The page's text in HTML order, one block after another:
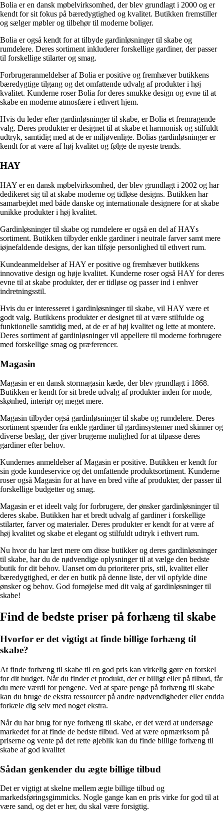
Bolia er en dansk møbelvirksomhed, der blev grundlagt i 2000 og er
kendt for sit fokus på bæredygtighed og kvalitet. Butikken fremstiller
og sælger møbler og tilbehør til moderne boliger.
Bolia er også kendt for at tilbyde gardinløsninger til skabe og
rumdelere. Deres sortiment inkluderer forskellige gardiner, der passer
til forskellige stilarter og smag.
Forbrugeranmeldelser af Bolia er positive og fremhæver butikkens
bæredygtige tilgang og det omfattende udvalg af produkter i høj
kvalitet. Kunderne roser Bolia for deres smukke design og evne til at
skabe en moderne atmosfære i ethvert hjem.
Hvis du leder efter gardinløsninger til skabe, er Bolia et fremragende
valg. Deres produkter er designet til at skabe et harmonisk og stilfuldt
udtryk, samtidig med at de er miljøvenlige. Bolias gardinløsninger er
kendt for at være af høj kvalitet og følge de nyeste trends.
HAY
HAY er en dansk møbelvirksomhed, der blev grundlagt i 2002 og har
dedikeret sig til at skabe moderne og tidløse designs. Butikken har
samarbejdet med både danske og internationale designere for at skabe
unikke produkter i høj kvalitet.
Gardinløsninger til skabe og rumdelere er også en del af HAYs
sortiment. Butikken tilbyder enkle gardiner i neutrale farver samt mere
iøjnefaldende designs, der kan tilføje personlighed til ethvert rum.
Kundeanmeldelser af HAY er positive og fremhæver butikkens
innovative design og høje kvalitet. Kunderne roser også HAY for deres
evne til at skabe produkter, der er tidløse og passer ind i enhver
indretningsstil.
Hvis du er interesseret i gardinløsninger til skabe, vil HAY være et
godt valg. Butikkens produkter er designet til at være stilfulde og
funktionelle samtidig med, at de er af høj kvalitet og lette at montere.
Deres sortiment af gardinløsninger vil appellere til moderne forbrugere
med forskellige smag og præferencer.
Magasin
Magasin er en dansk stormagasin kæde, der blev grundlagt i 1868.
Butikken er kendt for sit brede udvalg af produkter inden for mode,
skønhed, interiør og meget mere.
Magasin tilbyder også gardinløsninger til skabe og rumdelere. Deres
sortiment spænder fra enkle gardiner til gardinsystemer med skinner og
diverse beslag, der giver brugerne mulighed for at tilpasse deres
gardiner efter behov.
Kundernes anmeldelser af Magasin er positive. Butikken er kendt for
sin gode kundeservice og det omfattende produktsortiment. Kunderne
roser også Magasin for at have en bred vifte af produkter, der passer til
forskellige budgetter og smag.
Magasin er et ideelt valg for forbrugere, der ønsker gardinløsninger til
deres skabe. Butikken har et bredt udvalg af gardiner i forskellige
stilarter, farver og materialer. Deres produkter er kendt for at være af
høj kvalitet og skabe et elegant og stilfuldt udtryk i ethvert rum.
Nu hvor du har lært mere om disse butikker og deres gardinløsninger
til skabe, har du de nødvendige oplysninger til at vælge den bedste
butik for dit behov. Uanset om du prioriterer pris, stil, kvalitet eller
bæredygtighed, er der en butik på denne liste, der vil opfylde dine
ønsker og behov. God fornøjelse med dit valg af gardinløsninger til
skabe!
Find de bedste priser på forhæng til skabe
Hvorfor er det vigtigt at finde billige forhæng til
skabe?
At finde forhæng til skabe til en god pris kan virkelig gøre en forskel
for dit budget. Når du finder et produkt, der er billigt eller på tilbud, får
du mere værdi for pengene. Ved at spare penge på forhæng til skabe
kan du bruge de ekstra ressourcer på andre nødvendigheder eller endda
forkæle dig selv med noget ekstra.
Når du har brug for nye forhæng til skabe, er det værd at undersøge
markedet for at finde de bedste tilbud. Ved at være opmærksom på
priserne og vente på det rette øjeblik kan du finde billige forhæng til
skabe af god kvalitet
Sådan genkender du ægte billige tilbud
Det er vigtigt at skelne mellem ægte billige tilbud og
markedsføringsgimmicks. Nogle gange kan en pris virke for god til at
være sand, og det er her, du skal være forsigtig.